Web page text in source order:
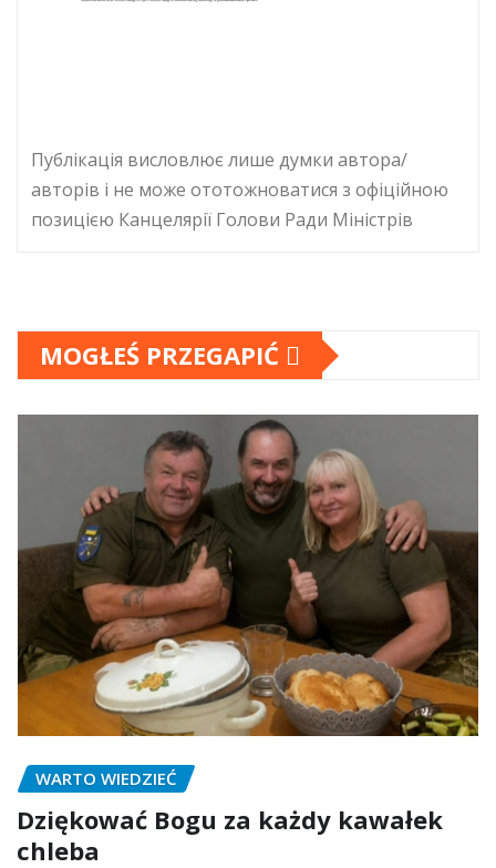
Публікація висловлює лише думки автора/
авторів і не може ототожноватися з офіційною
позицією Канцелярії Голови Ради Міністрів
MOGŁEŚ PRZEGAPIĆ
WARTO WIEDZIEĆ
Dziękować Bogu za każdy kawałek
chleba